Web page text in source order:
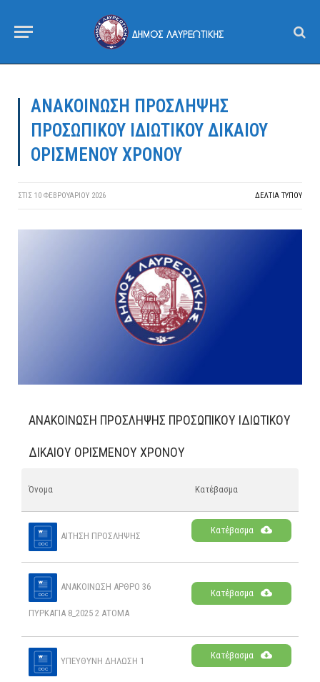
ΑΝΑΚΟΙΝΩΣΗ ΠΡΟΣΛΗΨΗΣ
ΠΡΟΣΩΠΙΚΟΥ ΙΔΙΩΤΙΚΟΥ ΔΙΚΑΙΟΥ
ΟΡΙΣΜΕΝΟΥ ΧΡΟΝΟΥ
ΣΤΙΣ 10 ΦΕΒΡΟΥΑΡΊΟΥ 2026 ΔΕΛΤΙΑ ΤΥΠΟΥ
ΑΝΑΚΟΙΝΩΣΗ ΠΡΟΣΛΗΨΗΣ ΠΡΟΣΩΠΙΚΟΥ ΙΔΙΩΤΙΚΟΥ
ΔΙΚΑΙΟΥ ΟΡΙΣΜΕΝΟΥ ΧΡΟΝΟΥ
Όνομα Κατέβασμα
ΑΙΤΗΣΗ ΠΡΟΣΛΗΨΗΣ
Κατέβασμα
ΑΝΑΚΟΙΝΩΣΗ ΑΡΘΡΟ 36
ΠΥΡΚΑΓΙΑ 8_2025 2 ΑΤΟΜΑ
Κατέβασμα
ΥΠΕΥΘΥΝΗ ΔΗΛΩΣΗ 1
Κατέβασμα